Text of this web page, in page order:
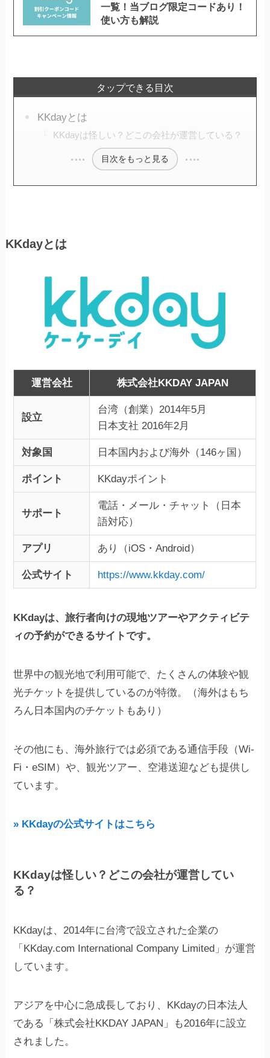
一覧！当ブログ限定コードあり！
使い方も解説
タップできる目次
KKdayとは
KKdayは怪しい？どこの会社が運営している？
目次をもっと見る
KKdayとは
運営会社 株式会社KKDAY JAPAN
設立
台湾（創業）2014年5⽉
⽇本⽀社 2016年2⽉
対象国 日本国内および海外（146ヶ国）
ポイント KKdayポイント
サポート
電話・メール・チャット（日本
語対応）
アプリ あり（iOS・Android）
公式サイト https://www.kkday.com/
KKdayは、旅行者向けの現地ツアーやアクティビテ
ィの予約ができるサイトです。
世界中の観光地で利用可能で、たくさんの体験や観
光チケットを提供しているのが特徴。（海外はもち
ろん日本国内のチケットもあり）
その他にも、海外旅行では必須である通信手段（Wi-
Fi・eSIM）や、観光ツアー、空港送迎なども提供し
ています。
» KKdayの公式サイトはこちら
KKdayは怪しい？どこの会社が運営してい
る？
KKdayは、2014年に台湾で設立された企業の
「KKday.com International Company Limited」が運営
しています。
アジアを中心に急成長しており、KKdayの日本法人
である「株式会社KKDAY JAPAN」も2016年に設立
されました。